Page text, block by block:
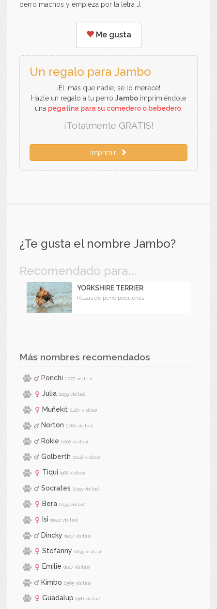
perro machos y empieza por la letra J.
Me gusta
Un regalo para Jambo
¡Él, más que nadie, se lo merece!
Hazle un regalo a tu perro Jambo imprimiéndole
una pegatina para su comedero o bebedero.
¡Totalmente GRATIS!
Imprimir
¿Te gusta el nombre Jambo?
Recomendado para...
YORKSHIRE TERRIER
Razas de perro pequeñas
Más nombres recomendados
Ponchi (1077 visitas)
Julia (1099 visitas)
Muñekit (1487 visitas)
Norton (1060 visitas)
Rokie (1068 visitas)
Golberth (1048 visitas)
Tiqui (966 visitas)
Socrates (1055 visitas)
Bera (1135 visitas)
Isi (1040 visitas)
Dincky (1017 visitas)
Stefanny (1039 visitas)
Emilie (1017 visitas)
Kimbo (1565 visitas)
Guadalup (986 visitas)